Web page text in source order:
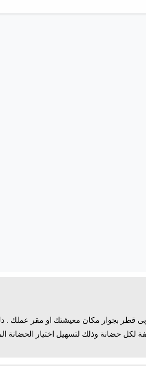
قطر بجوار مكان معيشتك او مقر عملك .
حضانة وذلك لتسهيل اختيار الحضانة